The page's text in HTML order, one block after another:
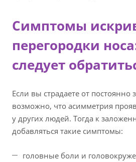
Симптомы
перегородки
следует
Если вы страдаете от постоянно
возможно, что асимметрия
у других людей. Тогда к
добавляться такие симптомы:
головные боли и